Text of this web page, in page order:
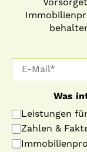
Was
Leistungen
Zahlen &